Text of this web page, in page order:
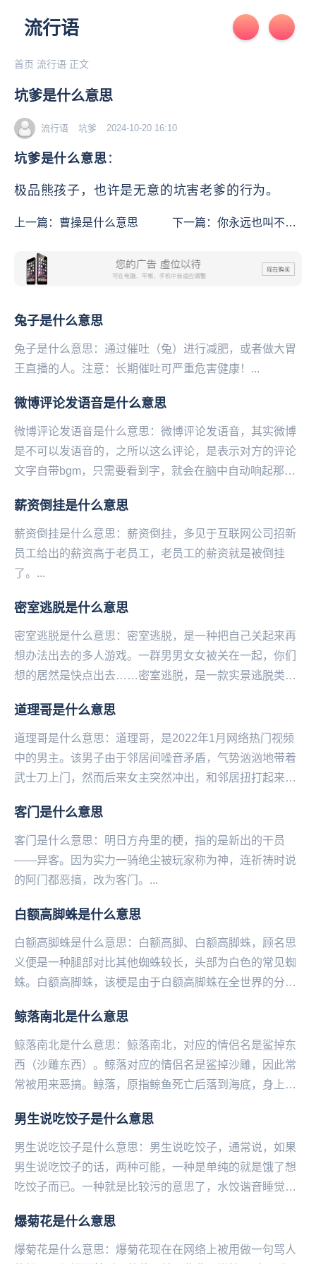
流行语
首页 流行语 正文
坑爹是什么意思
流行语 坑爹 2024-10-20 16:10
坑爹是什么意思 ：
极品熊孩子，也许是无意的坑害老爹的行为。
上一篇： 曹操是什么意思 下一篇：你永远也叫不醒
意思
兔子是什么意思
兔子是什么意思：通过催吐（兔）进行减肥，或者做大胃
王直播的人。注意：长期催吐可严重危害健康！...
微博评论发语音是什么意思
微博评论发语音是什么意思：微博评论发语音，其实微博
是不可以发语音的，之所以这么评论，是表示对方的评论
文字自带bgm，只需要看到字，就会在脑中自动响起那首
薪资倒挂是什么意思
薪资倒挂是什么意思：薪资倒挂，多‌‌‌‌‌‌‌‌见于互联网公司招新
员工给出的薪资高于老员工，老员工的薪资就是被倒挂
了。...
密室逃脱是什么意思
密室逃脱是什么意思：密室逃脱，是一种把自己关起来再
想办法出去的多人游戏。一群男男女女被关在一起，你们
想的居然是快点出去……密室逃脱，是一款实景逃脱类游
等...
道理哥是什么意思
道理哥是什么意思：道理哥，是2022年1月网络热门视频
中的男主。该男子由于邻居间噪音矛盾，气势汹汹地带着
武士刀上门，然而后来女主突然冲出，和邻居扭打起来。
客门是什么意思
客门是什么意思：明日方舟里的梗，指的是新出的干员
——异客。因为实力一骑绝尘被玩‌‌‌‌‌‌‌‌‌‌‌‌‌家称为神，连祈祷时说
的阿门都恶搞，改为客门。...
白额高脚蛛是什么意思
白额高脚蛛是什么意思：白额高脚、白额高脚蛛，顾名思
义便是一种腿部对比其他蜘蛛较长，头部为白色的常见蜘
蛛。白额高脚蛛，该梗是由于白额高脚蛛在全世界的分布
问...
鲸落南北是什么意思
鲸落南北是什么意思：鲸落南北，对应的情侣名是鲨掉东
西（沙雕东西）。鲸落对应的情侣名是鲨掉沙雕，因此常
常被用来恶搞。鲸落，原指鲸鱼死亡后落到海底，身上自
落。...
男生说吃饺子是什么意思
男生说吃饺子是什么意思：男生说吃饺子，通常说，如果
男生说吃饺子的话，两种可能，一种是单纯的就是饿了想
吃饺子而已。一种就是比较污的意思了，水饺谐音睡觉，
爆菊花是什么意思
爆菊花是什么意思：爆菊花现在在网络上被用做一句骂人